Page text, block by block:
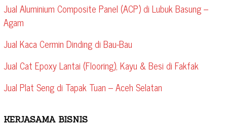
Jual Aluminium Composite Panel (ACP) di Lubuk Basung –
Agam
Jual Kaca Cermin Dinding di Bau-Bau
Jual Cat Epoxy Lantai (Flooring), Kayu & Besi di Fakfak
Jual Plat Seng di Tapak Tuan – Aceh Selatan
KERJASAMA BISNIS